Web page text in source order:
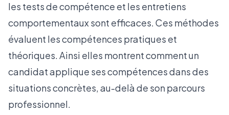
les tests de compétence et les entretiens
comportementaux sont efficaces. Ces méthodes
évaluent les compétences pratiques et
théoriques. Ainsi elles montrent comment un
candidat applique ses compétences dans des
situations concrètes, au-delà de son parcours
professionnel.